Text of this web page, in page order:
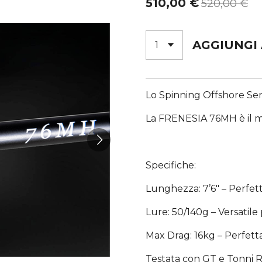
510,00 €520,00 €
AGGIUNGI
Lo Spinning Offshore
La FRENESIA 76MH è il
Specifiche:
Lunghezza: 7’6″ –
Lure: 50/140g –
Max Drag: 16kg –
Testata con GT e Tonni